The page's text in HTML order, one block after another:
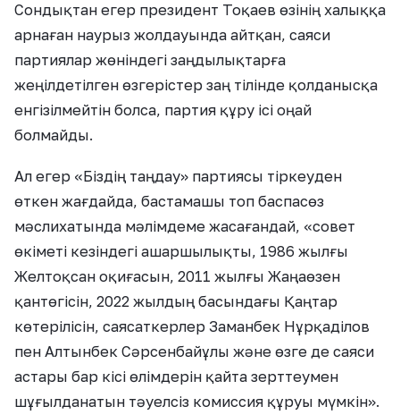
Сондықтан егер президент Тоқаев өзінің халыққа
арнаған наурыз жолдауында айтқан, саяси
партиялар жөніндегі заңдылықтарға
жеңілдетілген өзгерістер заң тілінде қолданысқа
енгізілмейтін болса, партия құру ісі оңай
болмайды.
Ал егер «Біздің таңдау» партиясы тіркеуден
өткен жағдайда, бастамашы топ баспасөз
мәслихатында мәлімдеме жасағандай, «совет
өкіметі кезіндегі ашаршылықты, 1986 жылғы
Желтоқсан оқиғасын, 2011 жылғы Жаңаөзен
қантөгісін, 2022 жылдың басындағы Қаңтар
көтерілісін, саясаткерлер Заманбек Нұрқаділов
пен Алтынбек Сәрсенбайұлы және өзге де саяси
астары бар кісі өлімдерін қайта зерттеумен
шұғылданатын тәуелсіз комиссия құруы мүмкін».